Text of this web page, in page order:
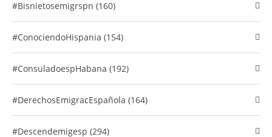
#Bisnietosemigrspn (160)
#conociendoHispania (154)
#consuladoespHabana (192)
#DerechosEmigracEspañola (164)
#descendemigesp (294)